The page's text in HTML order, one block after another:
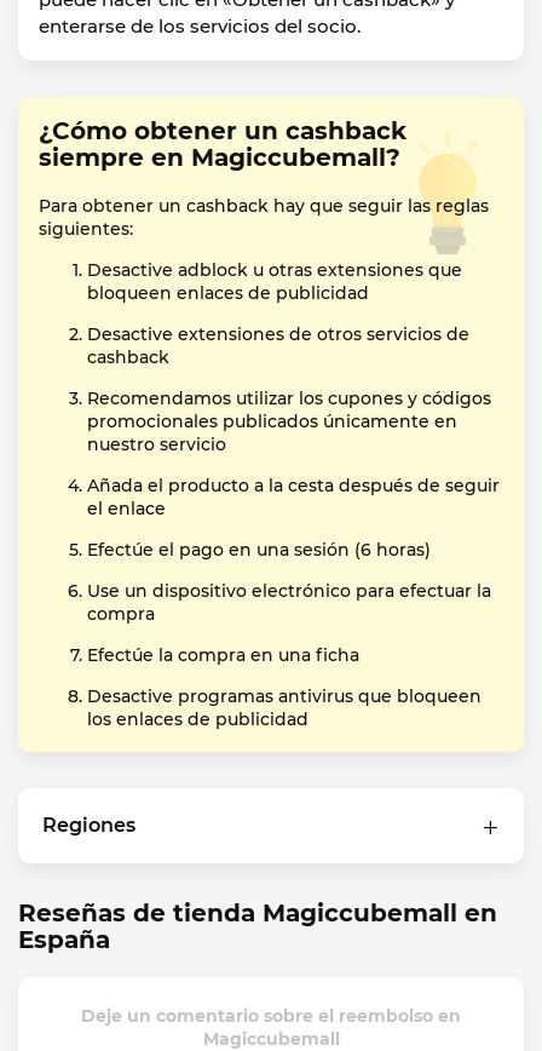
enterarse de los servicios del socio.
¿Cómo obtener un cashback
siempre en Magiccubemall?
Para obtener un cashback hay que seguir las reglas
siguientes:
Desactive adblock u otras extensiones que
bloqueen enlaces de publicidad
Desactive extensiones de otros servicios de
cashback
Recomendamos utilizar los cupones y códigos
promocionales publicados únicamente en
nuestro servicio
Añada el producto a la cesta después de seguir
el enlace
Efectúe el pago en una sesión (6 horas)
Use un dispositivo electrónico para efectuar la
compra
Efectúe la compra en una ficha
Desactive programas antivirus que bloqueen
los enlaces de publicidad
Regiones
Reseñas de tienda Magiccubemall en
España
Deje un comentario sobre el reembolso en
Magiccubemall